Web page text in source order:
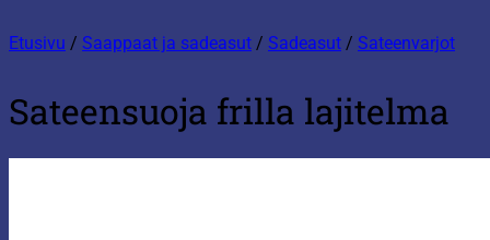
Etusivu / Saappaat ja sadeasut / Sadeasut / Sateenvarjot
Sateensuoja frilla lajitelma